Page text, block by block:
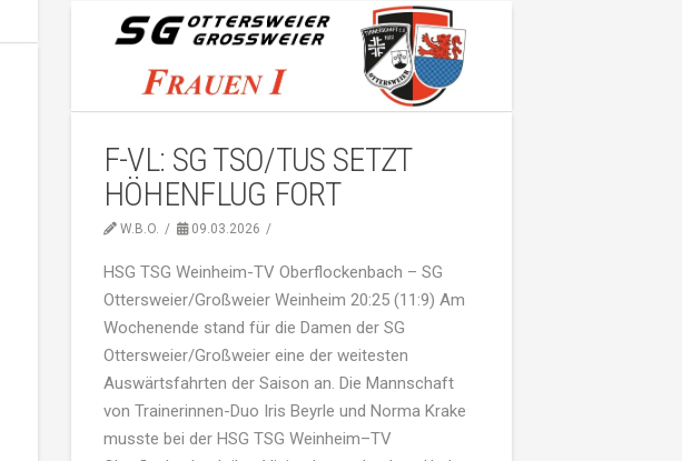
F-VL: SG TSO/TUS SETZT
HÖHENFLUG FORT
W.B.O. 09.03.2026
HSG TSG Weinheim-TV Oberflockenbach – SG
Ottersweier/Großweier Weinheim 20:25 (11:9) Am
Wochenende stand für die Damen der SG
Ottersweier/Großweier eine der weitesten
Auswärtsfahrten der Saison an. Die Mannschaft
von Trainerinnen-Duo Iris Beyrle und Norma Krake
musste bei der HSG TSG Weinheim–TV